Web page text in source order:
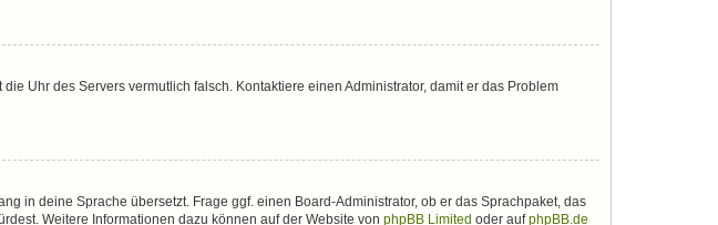
Uhr des Servers vermutlich falsch. Kontaktiere einen Administrator, damit er das Problem
in deine Sprache übersetzt. Frage ggf. einen Board-Administrator, ob er das Sprachpaket, das
Weitere Informationen dazu können auf der Website von phpBB Limited oder aufphpBB.de